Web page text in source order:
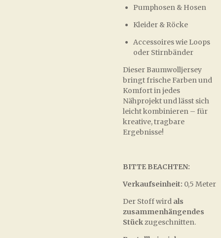
Pumphosen & Hosen
Kleider & Röcke
Accessoires wie Loops
oder Stirnbänder
Dieser Baumwolljersey
bringt frische Farben und
Komfort in jedes
Nähprojekt und lässt sich
leicht kombinieren – für
kreative, tragbare
Ergebnisse!
BITTE BEACHTEN:
Verkaufseinheit: 0,5 Meter
Der Stoff wird als
zusammenhängendes
Stückzugeschnitten.